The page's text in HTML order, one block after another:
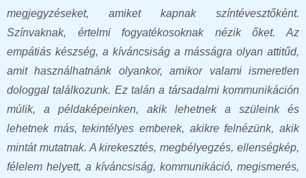
megjegyzéseket, amiket kapnak színtévesztőként.
Színvaknak, értelmi fogyatékosoknak nézik őket. Az
empátiás készség, a kíváncsiság a másságra olyan attitűd,
amit használhatnánk olyankor, amikor valami ismeretlen
dologgal találkozunk. Ez talán a társadalmi kommunikáción
múlik, a
példaképeinken, akik lehetnek a szüleink és
lehetnek más, tekintélyes emberek, akikre felnézünk, akik
mintát mutatnak. A kirekesztés, megbélyegzés, ellenségkép,
félelem helyett, a kíváncsiság, kommunikáció, megismerés,